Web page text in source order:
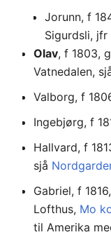
Jorunn, f
Sigurdsli, jfr
Olav, f 1803,
Vatnedalen,
Valborg, f
Ingebjørg, f
Hallvard, f
sjå
Gabriel, f
Lofthus, Mo
til Amerika